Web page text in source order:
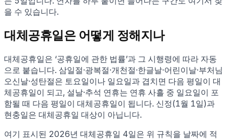
을 수 있습니다.
대체공휴일은 어떻게 정해지나
대체공휴일은 ‘공휴일에 관한 법률’과 그 시행령에 따라 자동
으로 붙습니다. 삼일절·광복절·개천절·한글날·어린이날·부처님
오신날·성탄절은 토요일이나 일요일과 겹치면 다음 평일이 대
체공휴일이 되고, 설날·추석 연휴는 연휴 사흘 중 일요일이 포
함될 때 다음 평일이 대체공휴일이 됩니다. 신정(1월 1일)과
현충일은 대체공휴일 대상이 아닙니다.
여기 표시된 2026년 대체공휴일 4일은 위 규칙을 날짜에 적